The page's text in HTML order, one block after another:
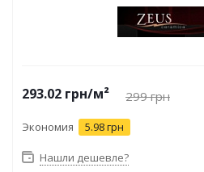
293.02 грн/м² 299грн
Экономия 5.98 грн
Нашли дешевле?